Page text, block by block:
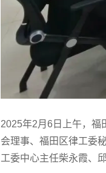
2025年2月6日上午，福
会理事、福田区律工委
工委中心主任柴永霞、